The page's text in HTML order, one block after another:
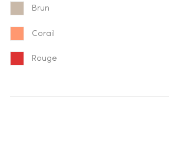
Brun
Corail
Rouge